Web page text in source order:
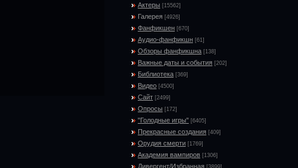
Актеры [15562]
Галерея [4926]
Фанфикшен [670]
Аудио-фанфикшн [61]
Обзоры фанфикшна [138]
Важные даты и события [202]
Библиотека [369]
Видео [4500]
Сайт [2499]
Опросы [172]
"Голодные игры" [6405]
Прекрасные создания [409]
Орудия смерти [1769]
Академия вампиров [1306]
Дивергент/Избранная [3899]